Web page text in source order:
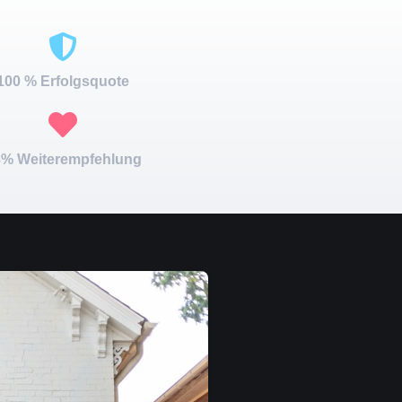
% Erfolgsquote
Weiterempfehlung